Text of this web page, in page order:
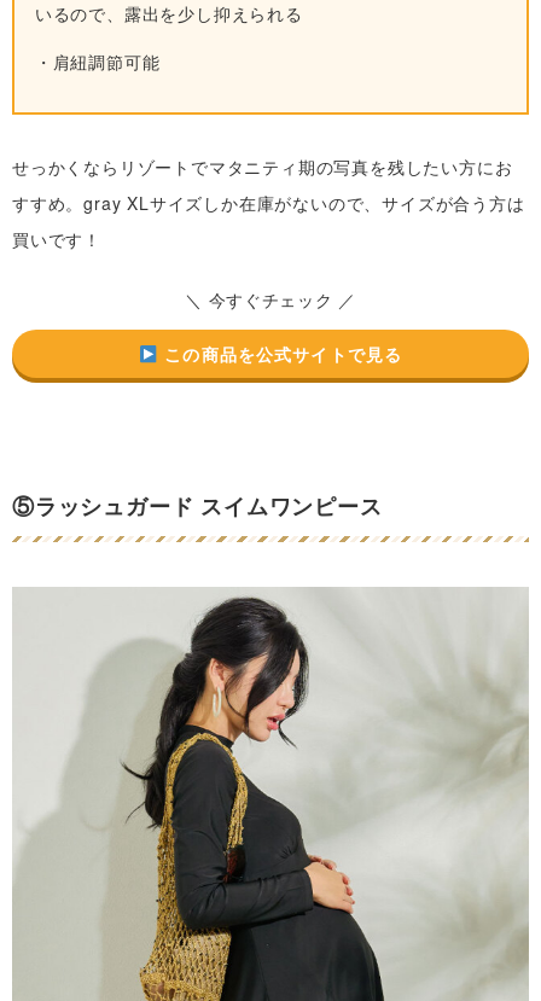
いるので、露出を少し抑えられる
・肩紐調節可能
せっかくならリゾートでマタニティ期の写真を残したい方にお
すすめ。gray XLサイズしか在庫がないので、サイズが合う方は
買いです！
＼ 今すぐチェック ／
この商品を公式サイトで見る
⑤ラッシュガード スイムワンピース